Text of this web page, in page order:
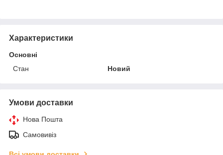
Характеристики
Основні
Стан
Новий
Умови доставки
Нова Пошта
Самовивіз